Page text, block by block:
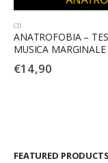
CD
ANATROFOBIA –
MUSICA MARGINALE
€14,90
FEATURED PRODUCTS